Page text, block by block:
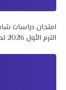
امتحان دراسات
الترم الأول 2026 لمستر احمد منصور